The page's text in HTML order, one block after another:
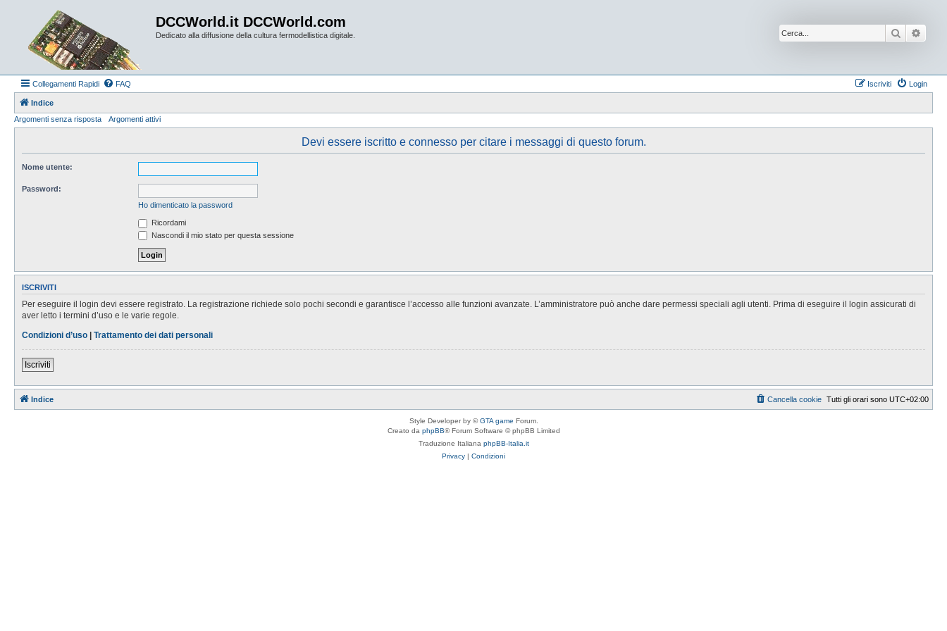
DCCWorld.it DCCWorld.com
Dedicato alla diffusione della cultura fermodellistica digitale. Cerca
Collegamenti Rapidi FAQ Login
Iscriviti
Indice
Argomenti senza risposta
Argomenti attivi
Devi essere iscritto e connesso per citare i messaggi di questo forum.
Nome utente:
Password:
Ho dimenticato la password
Ricordami
Nascondi il mio stato per questa sessione
ISCRIVITI
Per eseguire il login devi essere registrato. La registrazione richiede solo pochi secondi e garantisce l’accesso alle funzioni avanzate. L’amministratore può anche dare permessi speciali agli utenti. Prima di eseguire il login assicurati di
aver letto i termini d’uso e le varie regole.
Condizioni d’uso | Trattamento dei dati personali
Iscriviti
Indice Tutti gli orari sono UTC+02:00
Cancella cookie
Style Developer by ©GTA game Forum.
Creato da phpBB® Forum Software © phpBB Limited
Traduzione Italiana phpBB-Italia.it
Privacy | Condizioni